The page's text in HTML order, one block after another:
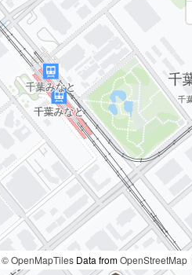
© OpenMapTiles Data fromOpenStreetMap